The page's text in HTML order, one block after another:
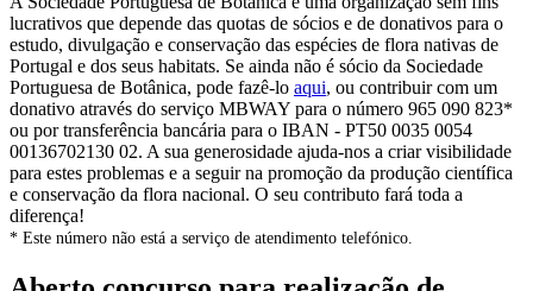
lucrativos que depende das quotas de sócios e de donativos para o
estudo, divulgação e conservação das espécies de flora nativas de
Portugal e dos seus habitats. Se ainda não é sócio da Sociedade
Portuguesa de Botânica, pode fazê-lo aqui, ou contribuir com um
donativo através do serviço MBWAY para o número 965 090 823*
ou por transferência bancária para o IBAN - PT50 0035 0054
00136702130 02. A sua generosidade ajuda-nos a criar visibilidade
para estes problemas e a seguir na promoção da produção científica
e conservação da flora nacional. O seu contributo fará toda a
diferença!
* Este número não está a serviço de atendimento telefónico.